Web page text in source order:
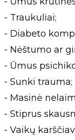
- Traukuliai;
- Diabeto
- Nėštumo ar
- Ūmus
- Sunki trauma;
- Masinė
- Stiprus
- Vaikų